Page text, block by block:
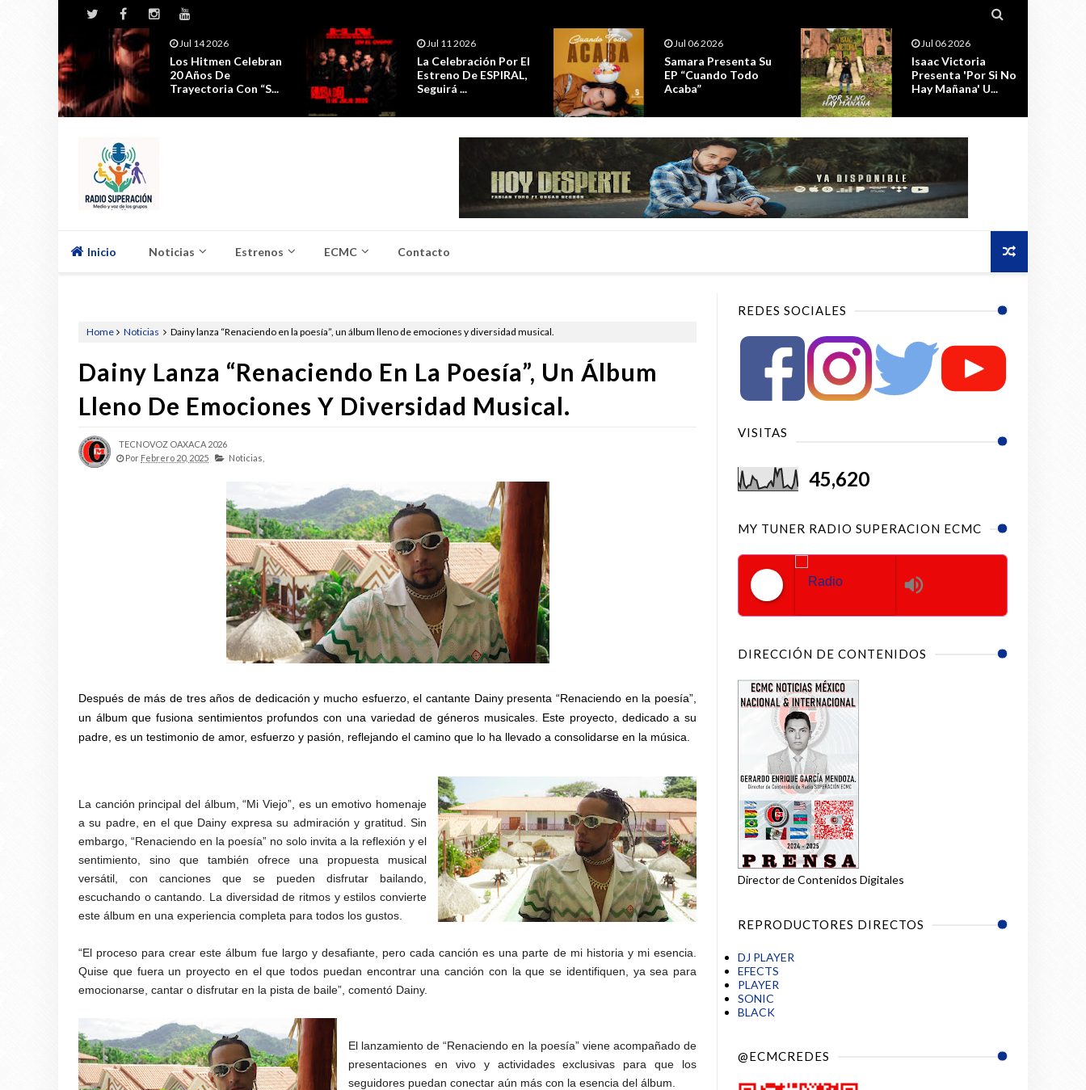

Jul 11 2026
La Celebración Por El
Estreno De ESPIRAL,
Seguirá ...
Jul 06 2026
Samara Presenta Su
EP “Cuando Todo
Acaba”
Jul 06 2026
Isaac Victoria
Presenta 'Por Si No
Hay Mañana' U...
Jul 02 2026
RADIO Superación
ECMC Al AIRE
DIGITAL Las 24hrs.
Inicio Noticias Estrenos ECMC Contacto
Home Noticias Dainy lanza “Renaciendo en la poesía”, un álbum lleno de emociones y diversidad musical.
Dainy Lanza “Renaciendo En La Poesía”, Un Álbum
Lleno De Emociones Y Diversidad Musical.
TECNOVOZ OAXACA 2026
Por Febrero 20, 2025 Noticias,
Después de más de tres años de dedicación y mucho esfuerzo, el cantante Dainy presenta “Renaciendo en la poesía”,
un álbum que fusiona sentimientos profundos con una variedad de géneros musicales. Este proyecto, dedicado a su
padre, es un testimonio de amor, esfuerzo y pasión, reflejando el camino que lo ha llevado a consolidarse en la música.
La canción principal del álbum, “Mi Viejo”, es un emotivo homenaje
a su padre, en el que Dainy expresa su admiración y gratitud. Sin
embargo, “Renaciendo en la poesía” no solo invita a la reflexión y el
sentimiento, sino que también ofrece una propuesta musical
versátil, con canciones que se pueden disfrutar bailando,
escuchando o cantando. La diversidad de ritmos y estilos convierte
este álbum en una experiencia completa para todos los gustos.
“El proceso para crear este álbum fue largo y desafiante, pero cada canción es una parte de mi historia y mi esencia.
Quise que fuera un proyecto en el que todos puedan encontrar una canción con la que se identifiquen, ya sea para
emocionarse, cantar o disfrutar en la pista de baile” , comentó Dainy.
El lanzamiento de “Renaciendo en la poesía” viene acompañado de
presentaciones en vivo y actividades exclusivas para que los
seguidores puedan conectar aún más con la esencia del álbum.
REDES SOCIALES
VISITAS
45,620
MY TUNER RADIO SUPERACION ECMC
DIRECCIÓN DE CONTENIDOS
Director de Contenidos Digitales
REPRODUCTORES DIRECTOS
DJ PLAYER
EFECTS
PLAYER
SONIC
BLACK
@ECMCREDES